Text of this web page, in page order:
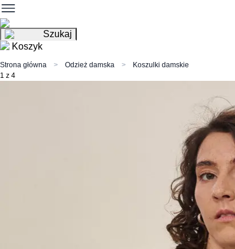
Szukaj
Koszyk
Strona główna Odzież damska
Koszulki damskie
1 z 4